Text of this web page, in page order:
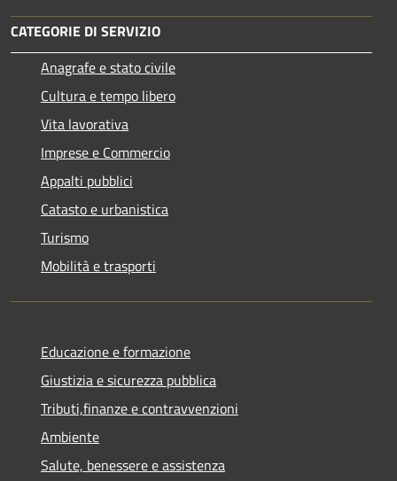
CATEGORIE DI SERVIZIO
Anagrafe e stato civile
Cultura e tempo libero
Vita lavorativa
Imprese e Commercio
Appalti pubblici
Catasto e urbanistica
Turismo
Mobilità e trasporti
Educazione e formazione
Giustizia e sicurezza pubblica
Tributi,finanze e contravvenzioni
Ambiente
Salute, benessere e assistenza